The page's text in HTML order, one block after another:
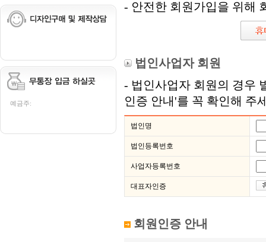
예금주:
- 안전한 회원가입을 위해
법인사업자 회원
- 법인사업자 회원의 경우
인증 안내'를 꼭 확인해 주
법인명
법인등록번호
사업자등록번호
대표자인증
회원인증 안내